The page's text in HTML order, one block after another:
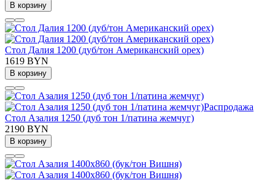
В корзину
Стол Далия 1200 (дуб/тон Американский орех)
1619 BYN
В корзину
Распродажа
Стол Азалия 1250 (дуб тон 1/патина жемчуг)
2190 BYN
В корзину